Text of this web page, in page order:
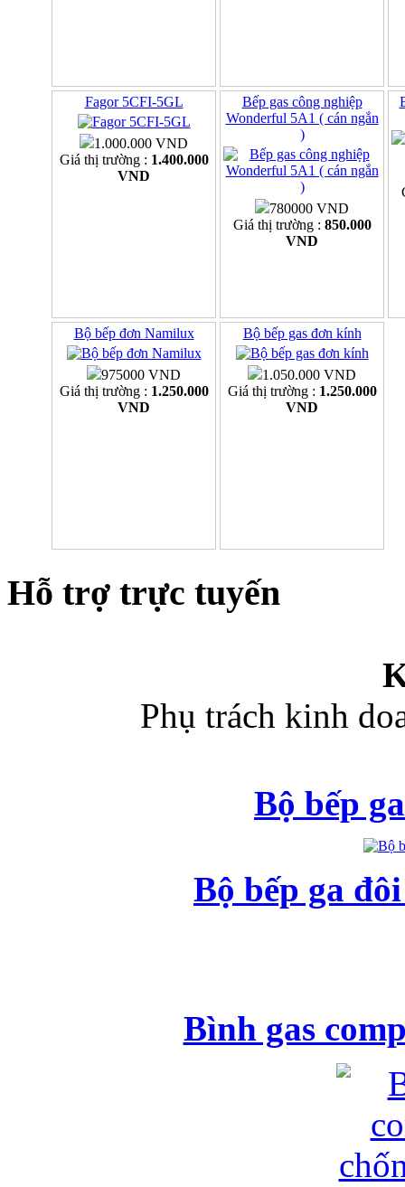
Fagor 5CFI-5GL
1.000.000 VND
Giá thị trường : 1.400.000
VND
Bếp gas công nghiệp
Wonderful 5A1 ( cán ngắn
)
780000 VND
Giá thị trường : 850.000
VND
Bộ bếp đơn Namilux
975000 VND
Giá thị trường : 1.250.000
VND
Bộ bếp gas đơn kính
1.050.000 VND
Giá thị trường : 1.250.000
VND
Hỗ trợ trực tuyến
Phụ trách kinh
Bộ bếp
Bộ bếp ga
Bình gas